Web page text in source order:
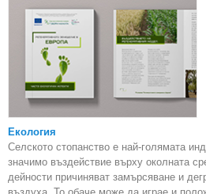
Екология
Селското стопанство е най-голямата
значимо въздействие върху околната
дейности причиняват замърсяване и